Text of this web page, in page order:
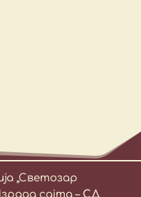
„Светозар